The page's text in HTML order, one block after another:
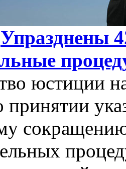
Упразднены
юстиции